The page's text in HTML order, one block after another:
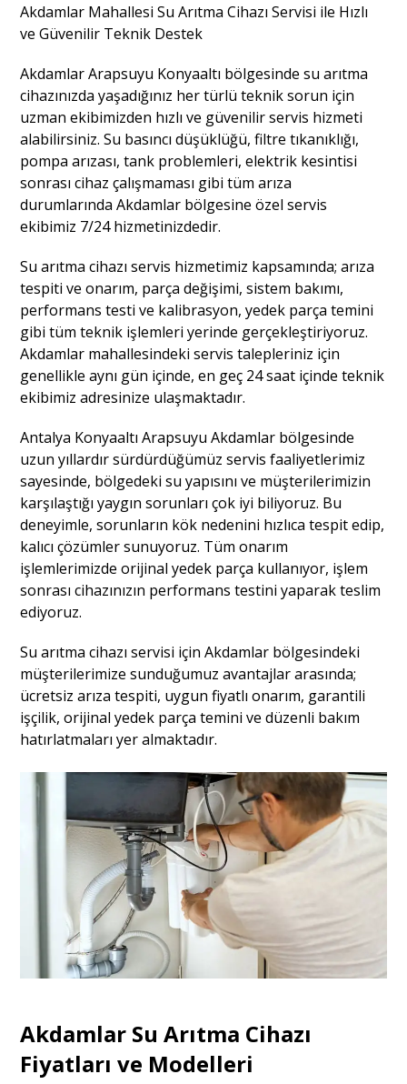
Akdamlar Mahallesi Su Arıtma Cihazı Servisi ile Hızlı
ve Güvenilir Teknik Destek
Akdamlar Arapsuyu Konyaaltı bölgesinde su arıtma
cihazınızda yaşadığınız her türlü teknik sorun için
uzman ekibimizden hızlı ve güvenilir servis hizmeti
alabilirsiniz. Su basıncı düşüklüğü, filtre tıkanıklığı,
pompa arızası, tank problemleri, elektrik kesintisi
sonrası cihaz çalışmaması gibi tüm arıza
durumlarında Akdamlar bölgesine özel servis
ekibimiz 7/24 hizmetinizdedir.
Su arıtma cihazı servis hizmetimiz kapsamında; arıza
tespiti ve onarım, parça değişimi, sistem bakımı,
performans testi ve kalibrasyon, yedek parça temini
gibi tüm teknik işlemleri yerinde gerçekleştiriyoruz.
Akdamlar mahallesindeki servis talepleriniz için
genellikle aynı gün içinde, en geç 24 saat içinde teknik
ekibimiz adresinize ulaşmaktadır.
Antalya Konyaaltı Arapsuyu Akdamlar bölgesinde
uzun yıllardır sürdürdüğümüz servis faaliyetlerimiz
sayesinde, bölgedeki su yapısını ve müşterilerimizin
karşılaştığı yaygın sorunları çok iyi biliyoruz. Bu
deneyimle, sorunların kök nedenini hızlıca tespit edip,
kalıcı çözümler sunuyoruz. Tüm onarım
işlemlerimizde orijinal yedek parça kullanıyor, işlem
sonrası cihazınızın performans testini yaparak teslim
ediyoruz.
Su arıtma cihazı servisi için Akdamlar bölgesindeki
müşterilerimize sunduğumuz avantajlar arasında;
ücretsiz arıza tespiti, uygun fiyatlı onarım, garantili
işçilik, orijinal yedek parça temini ve düzenli bakım
hatırlatmaları yer almaktadır.
Akdamlar Su Arıtma Cihazı
Fiyatları ve Modelleri